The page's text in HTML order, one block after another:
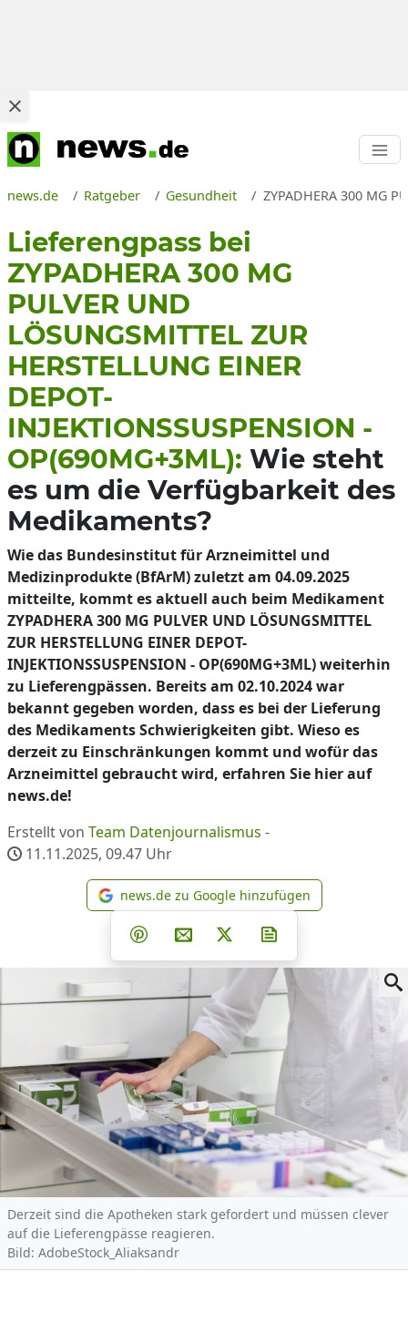
news.de Ratgeber Gesundheit ZYPADHERA 300 MG
Lieferengpass bei
ZYPADHERA 300 MG
PULVER UND
LÖSUNGSMITTEL ZUR
HERSTELLUNG EINER
DEPOT-
INJEKTIONSSUSPENSION -
OP(690MG+3ML): Wie steht
es um die Verfügbarkeit des
Medikaments?
Wie das Bundesinstitut für Arzneimittel und
Medizinprodukte (BfArM) zuletzt am 04.09.2025
mitteilte, kommt es aktuell auch beim Medikament
ZYPADHERA 300 MG PULVER UND LÖSUNGSMITTEL
ZUR HERSTELLUNG EINER DEPOT-
INJEKTIONSSUSPENSION - OP(690MG+3ML) weiterhin
zu Lieferengpässen. Bereits am 02.10.2024 war
bekannt gegeben worden, dass es bei der Lieferung
des Medikaments Schwierigkeiten gibt. Wieso es
derzeit zu Einschränkungen kommt und wofür das
Arzneimittel gebraucht wird, erfahren Sie hier auf
news.de!
Erstellt von Team Datenjournalismus -
11.11.2025, 09.47 Uhr
news.de zu Google
news.de zu Google hinzufügen
Teilen auf Facebook
Teilen auf Whatsapp
Teilen auf Telegram
Teilen auf Pinterest
Per E-Mail teilen
Post auf X
Derzeit sind die Apotheken stark gefordert und müssen clever
auf die Lieferengpässe reagieren.
Bild: AdobeStock_Aliaksandr